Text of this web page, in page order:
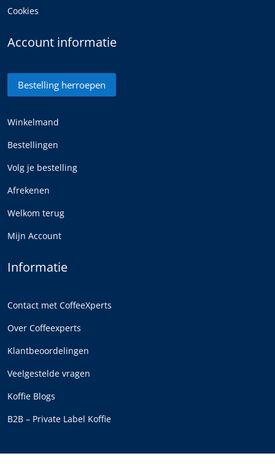
Cookies
Account informatie
Bestelling herroepen
Winkelmand
Bestellingen
Volg je bestelling
Afrekenen
Welkom terug
Mijn Account
Informatie
Contact met CoffeeXperts
Over Coffeexperts
Klantbeoordelingen
Veelgestelde vragen
Koffie Blogs
B2B – Private Label Koffie